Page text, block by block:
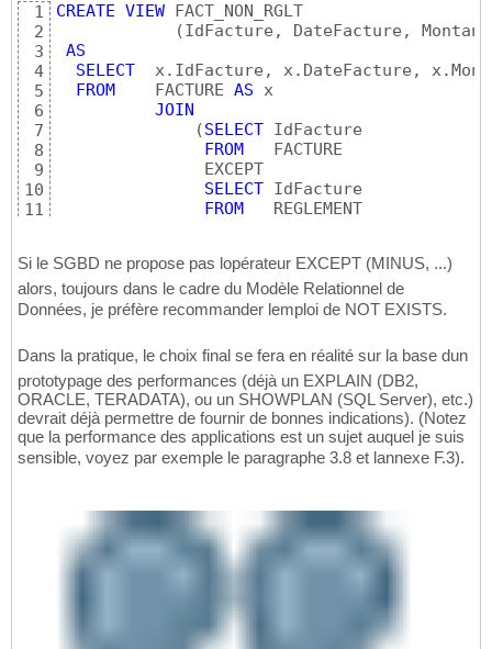
1
2
3
4
5
6
7
8
9
10
11
CREATE VIEW FACT_NON_RGLT
(IdFacture, DateFacture,
AS
SELECT
x.IdFacture, x.DateFacture,
FROM
    FACTURE
AS x
JOIN
(SELECT IdFacture
FROM
   FACTURE
               EXCEPT
SELECT IdFacture
FROM
   REGLEMENT
Si le SGBD ne propose pas lopérateur EXCEPT (MINUS, ...)
alors, toujours dans le cadre du Modèle Relationnel de
Données, je préfère recommander lemploi de NOT EXISTS.
Dans la pratique, le choix final se fera en réalité sur la base dun
prototypage des performances (déjà un EXPLAIN (DB2,
ORACLE, TERADATA), ou un SHOWPLAN (SQL Server), etc.)
devrait déjà permettre de fournir de bonnes indications). (Notez
que la performance des applications est un sujet auquel je suis
sensible, voyez par exemple le paragraphe 3.8 et lannexe F.3).